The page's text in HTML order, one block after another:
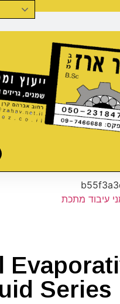
עיבוד מתכת
Series